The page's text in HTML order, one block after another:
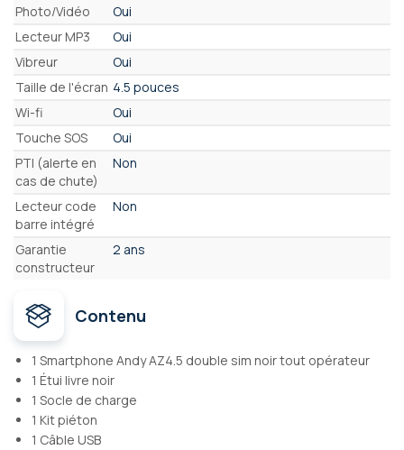
Photo/Vidéo
Oui
Lecteur MP3
Oui
Vibreur
Oui
Taille de l'écran 4.5 pouces
Wi-fi
Oui
Touche SOS
Oui
PTI (alerte en
cas de chute)
Non
Lecteur code
barre intégré
Non
Garantie
constructeur
2 ans
Contenu
1 Smartphone Andy AZ4.5 double sim noir tout opérateur
1 Étui livre noir
1 Socle de charge
1 Kit piéton
1 Câble USB